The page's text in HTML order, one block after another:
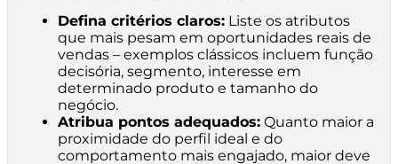
Defina critérios claros: Liste os atributos
que mais pesam em oportunidades reais de
vendas – exemplos clássicos incluem função
decisória, segmento, interesse em
determinado produto e tamanho do
negócio.
Atribua pontos adequados: Quanto maior a
proximidade do perfil ideal e do
comportamento mais engajado, maior deve